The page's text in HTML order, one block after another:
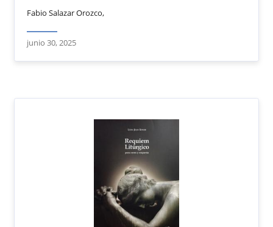
Fabio Salazar Orozco,
junio 30, 2025